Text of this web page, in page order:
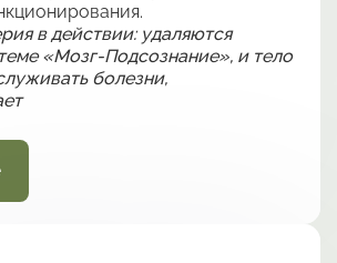
в действии: удаляются
«Мозг-Подсознание», и тело
болезни,